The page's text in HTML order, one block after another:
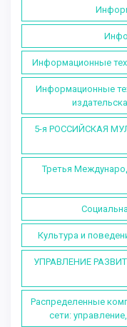
Информационные
Информационные
5-я РОССИЙСКАЯ
Третья
Культура и
УПРАВЛЕНИЕ
Распределенные
сети: